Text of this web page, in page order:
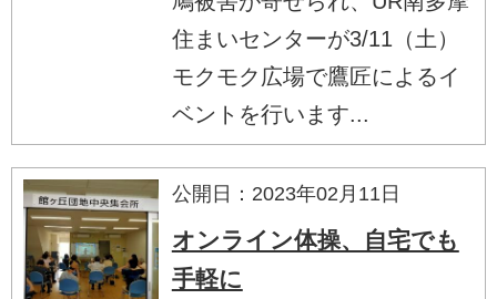
住まいセンターが3/11（土）
モクモク広場で鷹匠によるイ
ベントを行います...
公開日：2023年02月11日
オンライン体操、自宅でも
手軽に